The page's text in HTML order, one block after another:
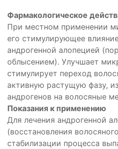
Фармакологическое
При местном применении
его стимулирующее
андрогенной алопецией
облысением). Улучшает
стимулирует переход
активную растущую фазу,
андрогенов на волосяные
Показания к применению
Для лечения андрогенной
(восстановления
стабилизации процесса